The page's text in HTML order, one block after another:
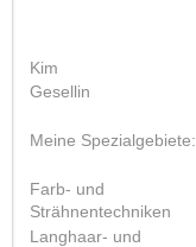
Kim
Gesellin
Meine Spezialgebiete:
Farb- und
Strähnentechniken
Langhaar- und